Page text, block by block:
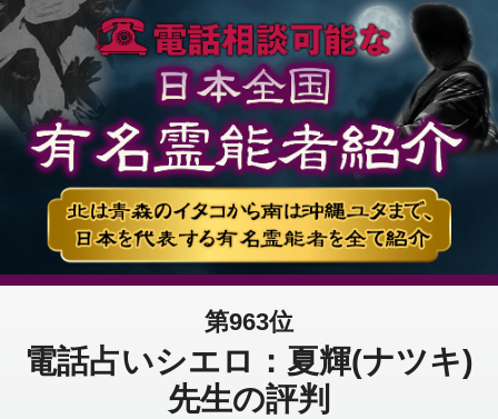
第963位
電話占いシエロ：夏輝(ナツキ)
先生の評判